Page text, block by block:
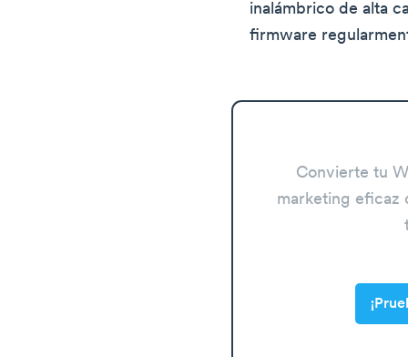
inalámbrico de alta
firmware
Convierte tu
marketing eficaz